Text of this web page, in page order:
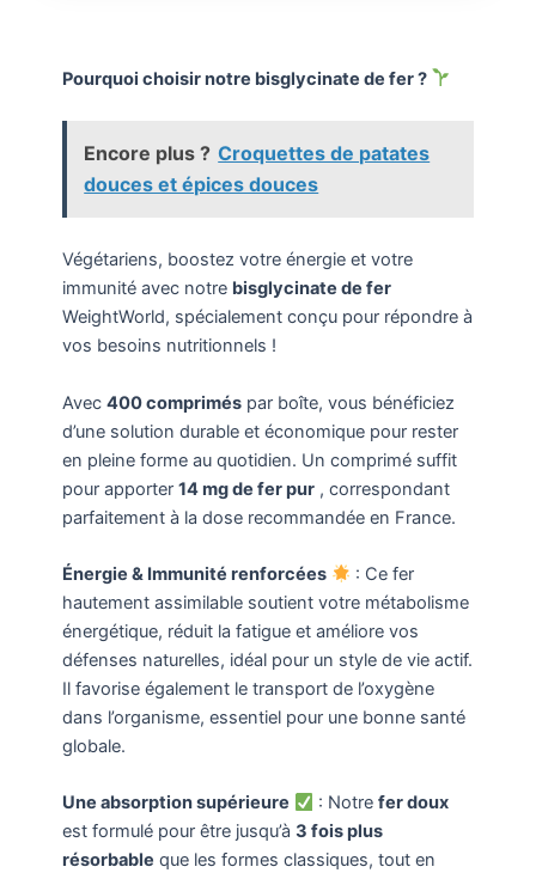
Pourquoi choisir notre bisglycinate de fer ?
Encore plus ? Croquettes de patates
douces et épices douces
Végétariens, boostez votre énergie et votre
immunité avec notre bisglycinate de fer
WeightWorld, spécialement conçu pour répondre à
vos besoins nutritionnels !
Avec 400 compriméspar boîte, vous bénéficiez
d’une solution durable et économique pour rester
en pleine forme au quotidien. Un comprimé suffit
pour apporter 14 mg de fer pur, correspondant
parfaitement à la dose recommandée en France.
Énergie & Immunité renforcées
: Ce fer
hautement assimilable soutient votre métabolisme
énergétique, réduit la fatigue et améliore vos
défenses naturelles, idéal pour un style de vie actif.
Il favorise également le transport de l’oxygène
dans l’organisme, essentiel pour une bonne santé
globale.
Une absorption supérieure : Notrefer doux
est formulé pour être jusqu’à 3 fois plus
résorbable que les formes classiques, tout en